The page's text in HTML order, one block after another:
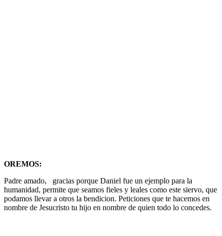
OREMOS:
Padre amado, gracias porque Daniel fue un ejemplo para la
humanidad, permite que seamos fieles y leales como este siervo, que
podamos llevar a otros la bendicion. Peticiones que te hacemos en
nombre de Jesucristo tu hijo en nombre de quien todo lo concedes.